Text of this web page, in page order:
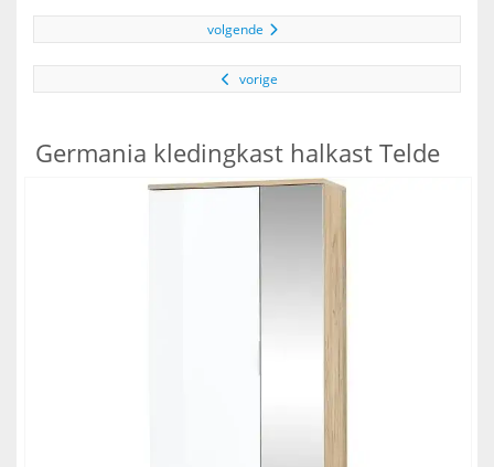
volgende
vorige
Germania kledingkast halkast Telde